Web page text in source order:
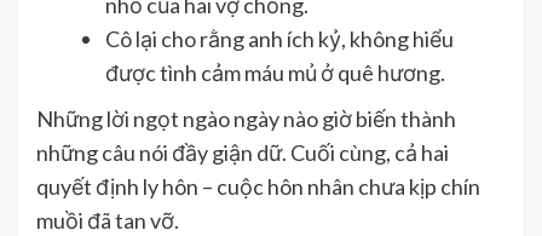
Cô lại cho rằng anh ích kỷ, không hiểu
được tình cảm máu mủ ở quê hương.
Những lời ngọt ngào ngày nào giờ biến thành
những câu nói đầy giận dữ. Cuối cùng, cả hai
quyết định ly hôn – cuộc hôn nhân chưa kịp chín
muồi đã tan vỡ.